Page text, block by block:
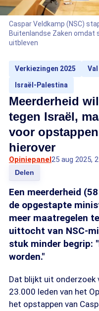
Caspar Veldkamp (NSC)
Buitenlandse Zaken omdat
uitbleven
Verkiezingen 2025
Israël-Palestina
Meerderheid
tegen Israël,
voor
hierover
Opiniepanel25 aug 2025,
Delen
Een meerderheid
de opgestapte
meer maatregelen
uittocht van NSC-
stuk minder begrip:
worden."
Dat blijkt uit onderzoek
23.000 leden van het
het opstappen van